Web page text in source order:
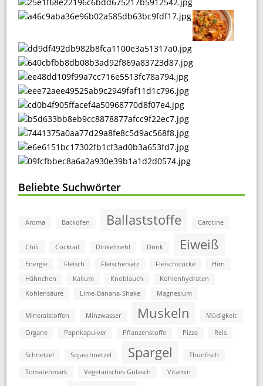
Beliebte Suchwörter
Aroma Backofen Ballaststoffe Carotine
Chili Cocktail Dinkelmehl Drink Eiweiß
Energie Fleisch Fleischersatz Fleischstücke
Hirn
Hähnchen
Kalium Knoblauch
Kohlenhydraten
Kohlensäure
Lime-Banana-Shake Magnesium
Mineralstoffen Minzwasser Muskeln Müdigkeit
Organe Paprikapulver Pflanzenstoffe Pizza Reis
Schnetzel Sojaschnetzel Spargel Thunfisch
Tomatenmark Vegetarisches Gulasch Vitamin